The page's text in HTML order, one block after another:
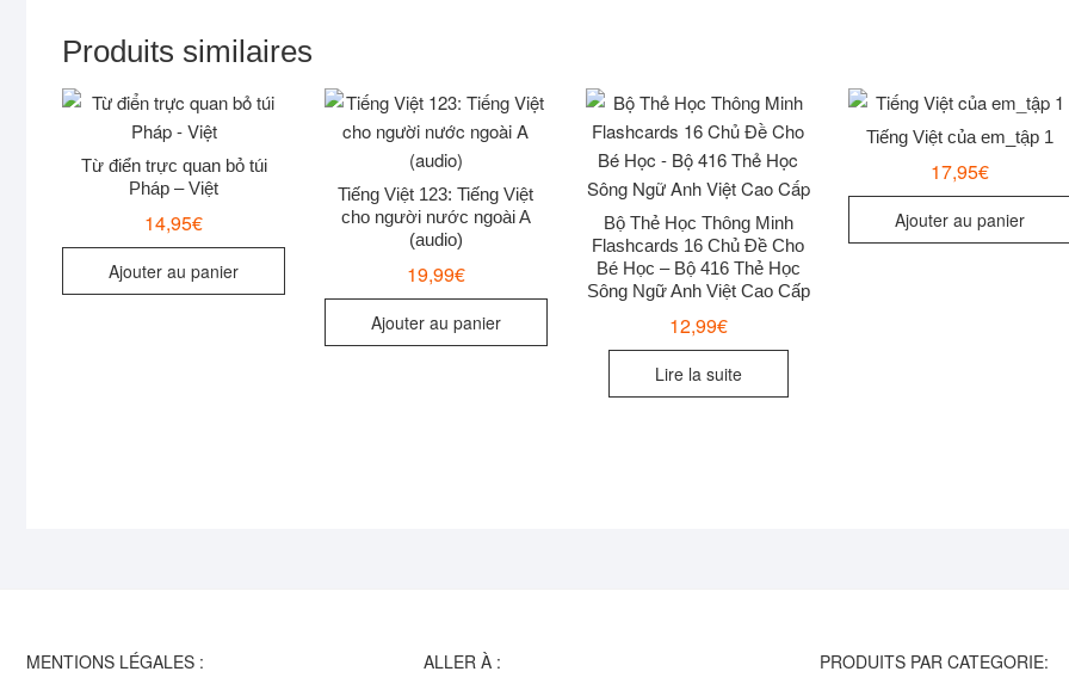
Produits similaires
Từ điển trực quan bỏ túi
Pháp – Việt
14,95€
Ajouter au panier
Tiếng Việt 123: Tiếng Việt
cho người nước ngoài A
(audio)
19,99€
Ajouter au panier
Bộ Thẻ Học Thông Minh
Flashcards 16 Chủ Đề Cho
Bé Học – Bộ 416 Thẻ Học
Sông Ngữ Anh Việt Cao Cấp
12,99€
Lire la suite
Tiếng Việt của em_tập 1
17,95€
Ajouter au panier
MENTIONS LÉGALES :
ALLER À : PRODUITS PAR CATEGORIE: